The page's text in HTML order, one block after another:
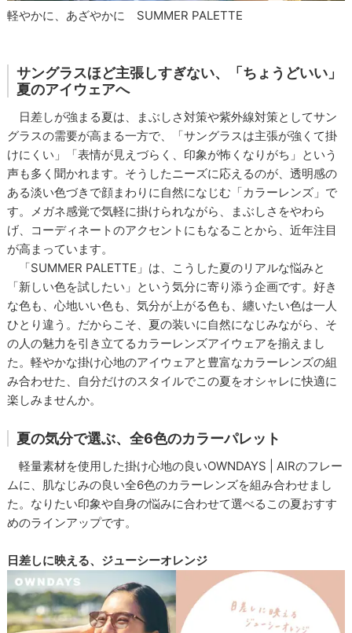
軽やかに、あざやかに SUMMER PALETTE
サングラスほど主張しすぎない、「ちょうどいい」
夏のアイウェアへ
日差しが強まる夏は、まぶしさ対策や紫外線対策としてサン
グラスの需要が高まる一方で、「サングラスは主張が強くて掛
けにくい」「表情が見えづらく、印象が怖くなりがち」という
声も多く聞かれます。そうしたニーズに応えるのが、透明感の
ある淡い色づきで顔まわりに自然になじむ「カラーレンズ」で
す。メガネ感覚で気軽に掛けられながら、まぶしさをやわら
げ、コーディネートのアクセントにもなることから、近年注目
が高まっています。
「SUMMER PALETTE」は、こうした夏のリアルな悩みと
「新しい色を試したい」という気分に寄り添う企画です。好き
な色も、心地いい色も、気分が上がる色も、纏いたい色は一人
ひとり違う。だからこそ、夏の装いに自然になじみながら、そ
の人の魅力を引き立てるカラーレンズアイウェアを揃えまし
た。軽やかな掛け心地のアイウェアと豊富なカラーレンズの組
み合わせた、自分だけのスタイルでこの夏をオシャレに快適に
楽しみませんか。
夏の気分で選ぶ、全6色のカラーパレット
軽量素材を使用した掛け心地の良いOWNDAYS | AIRのフレー
ムに、肌なじみの良い全6色のカラーレンズを組み合わせまし
た。なりたい印象や自身の悩みに合わせて選べるこの夏おすす
めのラインアップです。
日差しに映える、ジューシーオレンジ